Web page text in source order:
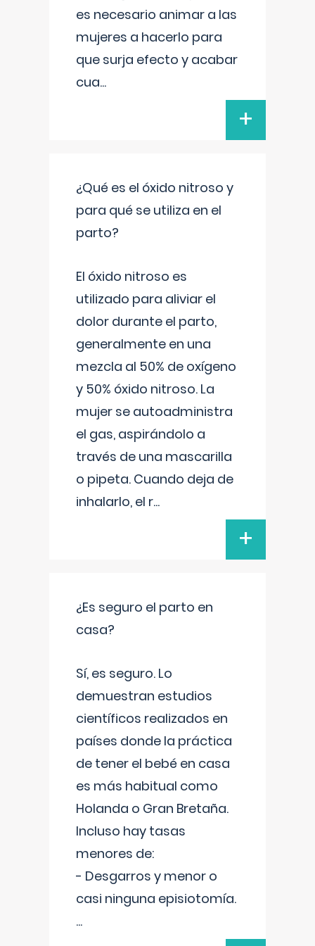
es necesario animar a las
mujeres a hacerlo para
que surja efecto y acabar
cua...
+
¿Qué es el óxido nitroso y
para qué se utiliza en el
parto?
El óxido nitroso es
utilizado para aliviar el
dolor durante el parto,
generalmente en una
mezcla al 50% de oxígeno
y 50% óxido nitroso. La
mujer se autoadministra
el gas, aspirándolo a
través de una mascarilla
o pipeta. Cuando deja de
inhalarlo, el r...
+
¿Es seguro el parto en
casa?
Sí, es seguro. Lo
demuestran estudios
científicos realizados en
países donde la práctica
de tener el bebé en casa
es más habitual como
Holanda o Gran Bretaña.
Incluso hay tasas
menores de:
- Desgarros y menor o
casi ninguna episiotomía.
...